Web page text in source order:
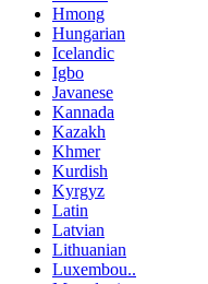
Hmong
Hungarian
Icelandic
Igbo
Javanese
Kannada
Kazakh
Khmer
Kurdish
Kyrgyz
Latin
Latvian
Lithuanian
Luxembou..